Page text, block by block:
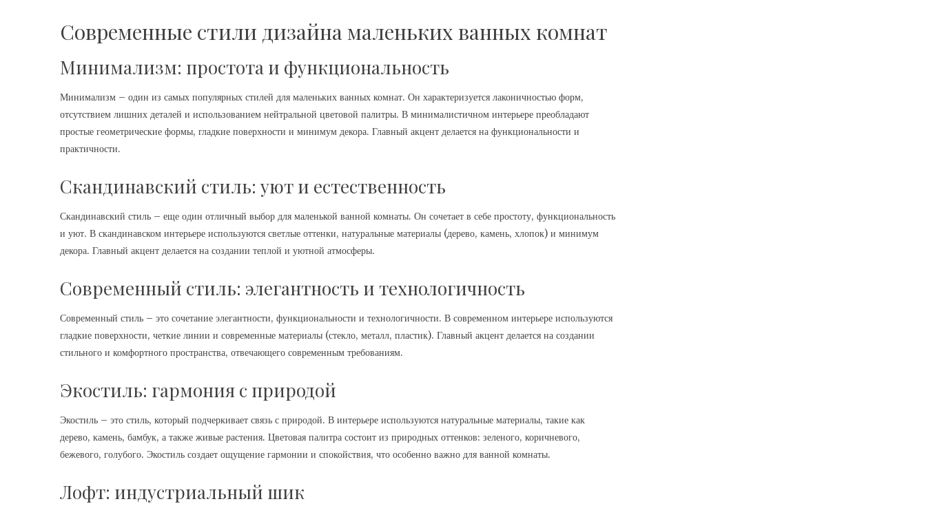
Современные стили дизайна маленьких ванных комнат
Минимализм: простота и функциональность
Минимализм – один из самых популярных стилей для маленьких ванных комнат. Он характеризуется лаконичностью форм,
отсутствием лишних деталей и использованием нейтральной цветовой палитры. В минималистичном интерьере преобладают
простые геометрические формы, гладкие поверхности и минимум декора. Главный акцент делается на функциональности и
практичности.
Скандинавский стиль: уют и естественность
Скандинавский стиль – еще один отличный выбор для маленькой ванной комнаты. Он сочетает в себе простоту, функциональность
и уют. В скандинавском интерьере используются светлые оттенки, натуральные материалы (дерево, камень, хлопок) и минимум
декора. Главный акцент делается на создании теплой и уютной атмосферы.
Современный стиль: элегантность и технологичность
Современный стиль – это сочетание элегантности, функциональности и технологичности. В современном интерьере используются
гладкие поверхности, четкие линии и современные материалы (стекло, металл, пластик). Главный акцент делается на создании
стильного и комфортного пространства, отвечающего современным требованиям.
Экостиль: гармония с природой
Экостиль – это стиль, который подчеркивает связь с природой. В интерьере используются натуральные материалы, такие как
дерево, камень, бамбук, а также живые растения. Цветовая палитра состоит из природных оттенков: зеленого, коричневого,
бежевого, голубого. Экостиль создает ощущение гармонии и спокойствия, что особенно важно для ванной комнаты.
Лофт: индустриальный шик